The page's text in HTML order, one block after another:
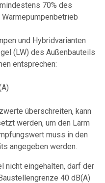
70% des
und Hybridvarianten
(LW) des Außenbauteils
entsprechen:
überschreiten, kann
werden, um den Lärm
muss in den
angegeben werden.
nicht eingehalten, darf der
40 dB(A)